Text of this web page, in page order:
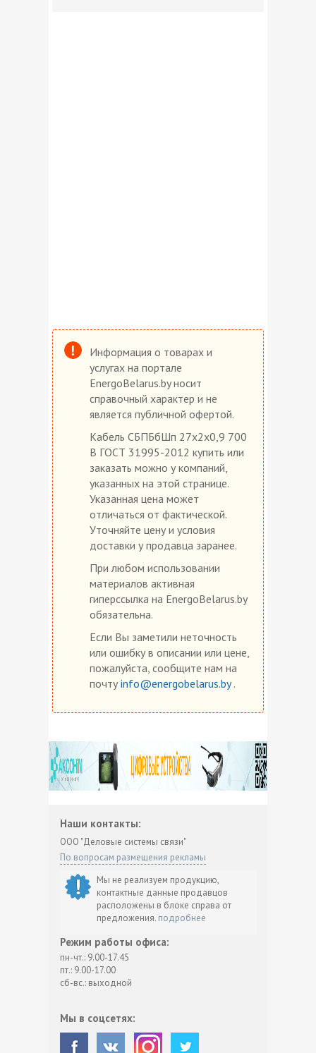
Информация о товарах и
услугах на портале
EnergoBelarus.by носит
справочный характер и не
является публичной офертой.
Кабель СБПБбШп 27х2х0,9 700
В ГОСТ 31995-2012 купить или
заказать можно у компаний,
указанных на этой странице.
Указанная цена может
отличаться от фактической.
Уточняйте цену и условия
доставки у продавца заранее.
При любом использовании
материалов активная
гиперссылка на EnergoBelarus.by
обязательна.
Если Вы заметили неточность
или ошибку в описании или цене,
пожалуйста, сообщите нам на
почту info@energobelarus.by.
Наши контакты:
ООО "Деловые системы связи"
По вопросам размещения рекламы
Мы не реализуем продукцию,
контактные данные продавцов
расположены в блоке справа от
предложения. подробнее
Режим работы офиса:
пн-чт.: 9.00-17.45
пт.: 9.00-17.00
сб-вс.: выходной
Мы в соцсетях: